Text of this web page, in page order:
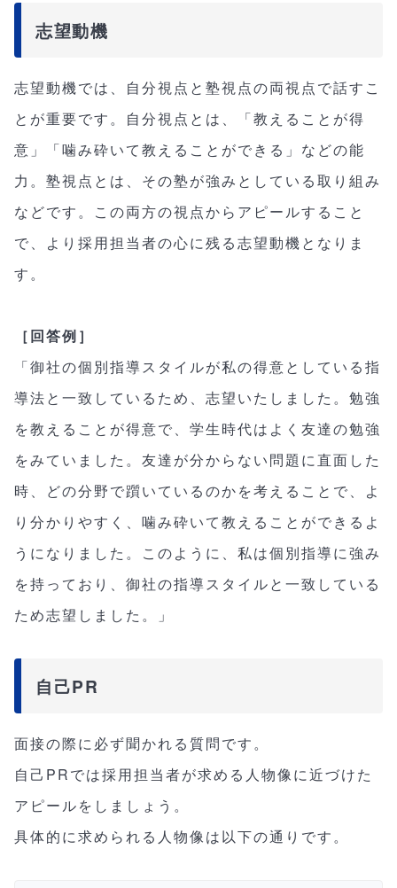
志望動機
志望動機では、自分視点と塾視点の両視点で話すこ
とが重要です。自分視点とは、「教えることが得
意」「噛み砕いて教えることができる」などの能
力。塾視点とは、その塾が強みとしている取り組み
などです。この両方の視点からアピールすること
で、より採用担当者の心に残る志望動機となりま
す。
［回答例］
「御社の個別指導スタイルが私の得意としている指
導法と一致しているため、志望いたしました。勉強
を教えることが得意で、学生時代はよく友達の勉強
をみていました。友達が分からない問題に直面した
時、どの分野で躓いているのかを考えることで、よ
り分かりやすく、噛み砕いて教えることができるよ
うになりました。このように、私は個別指導に強み
を持っており、御社の指導スタイルと一致している
ため志望しました。」
自己PR
面接の際に必ず聞かれる質問です。
自己PRでは採用担当者が求める人物像に近づけた
アピールをしましょう。
具体的に求められる人物像は以下の通りです。